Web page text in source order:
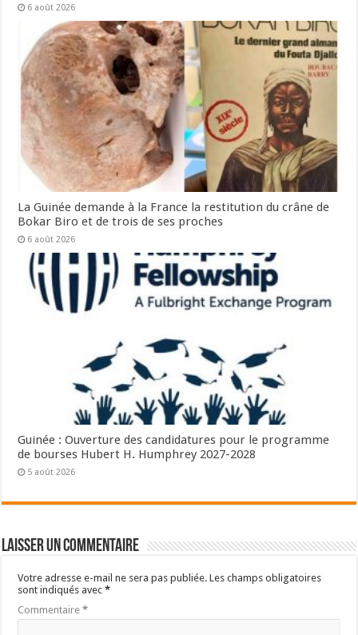
6 août 2026
La Guinée demande à la France la restitution du crâne de
Bokar Biro et de trois de ses proches
6 août 2026
Guinée : Ouverture des candidatures pour le programme
de bourses Hubert H. Humphrey 2027-2028
5 août 2026
Laisser un commentaire
Votre adresse e-mail ne sera pas publiée. Les champs obligatoires
sont indiqués avec*
Commentaire*